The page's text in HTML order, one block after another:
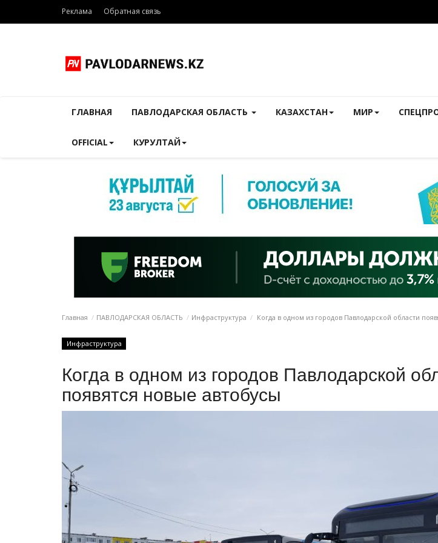
Реклама Обратная связь
ГЛАВНАЯ ПАВЛОДАРСКАЯ ОБЛАСТЬ КАЗАХСТАН МИР
OFFICIAL КУРУЛТАЙ
Главная ПАВЛОДАРСКАЯ ОБЛАСТЬ Инфраструктура Когда в одном из городов Павлодарской области
Инфраструктура
Когда в одном из городов Павлодарской
появятся новые автобусы